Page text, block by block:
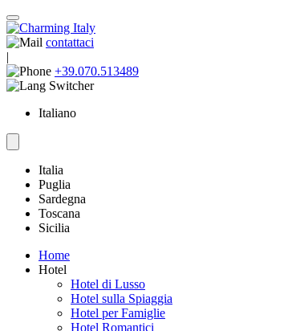
contattaci
|
+39.070.513489
Italiano
Italia
Puglia
Sardegna
Toscana
Sicilia
Home
Hotel
Hotel di Lusso
Hotel sulla Spiaggia
Hotel per Famiglie
Hotel Romantici